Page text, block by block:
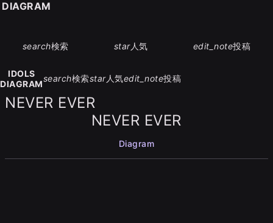
search検索 star人気 edit_note投稿
IDOLS
DIAGRAM
search検索star人気edit_note投稿
NEVER EVER
NEVER EVER
Diagram